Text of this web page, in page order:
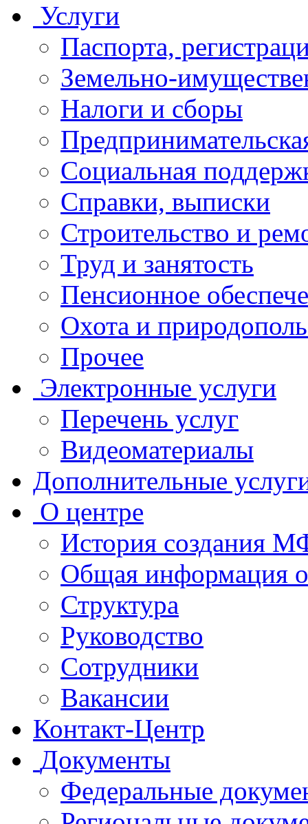
Услуги
Паспорта,
Земельно-
Налоги и сборы
Социальная
Справки, выписки
Строительство и
Труд и занятость
Пенсионное
Охота и
Прочее
Электронные услуги
Перечень услуг
Видеоматериалы
Дополнительные
О центре
История создания
Общая
Структура
Руководство
Сотрудники
Вакансии
Контакт-Центр
Документы
Федеральные